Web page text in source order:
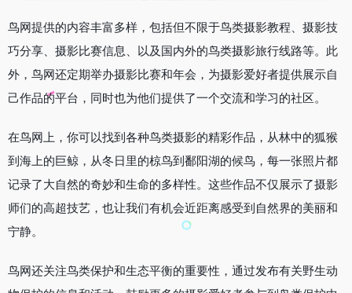
鸟网提供的内容丰富多样，包括但不限于鸟类摄影教程、摄影技
巧分享、摄影比赛信息、以及国内外的鸟类摄影旅行线路等。此
外，鸟网还定期举办摄影比赛和年会，为摄影爱好者提供展示自
己作品的平台，同时也为他们提供了一个交流和学习的社区。
在鸟网上，你可以找到各种鸟类摄影的精彩作品，从林中的狐猴
到海上的巨鲸，从冬日里的椋鸟到鄱阳湖的候鸟，每一张照片都
记录了大自然的奇妙和生命的多样性。这些作品不仅展示了摄影
师们的高超技艺，也让我们有机会近距离感受到自然界的美丽和
宁静。
鸟网还关注鸟类保护和生态平衡的重要性，通过发布有关野生动